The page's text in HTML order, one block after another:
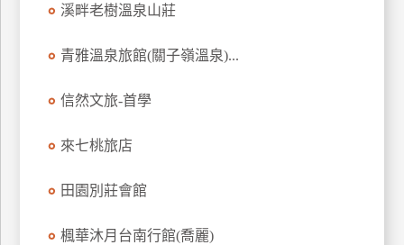
溪畔老樹溫泉山莊
青雅溫泉旅館(關子嶺溫泉)...
信然文旅-首學
來七桃旅店
田園別莊會館
楓華沐月台南行館(喬麗)